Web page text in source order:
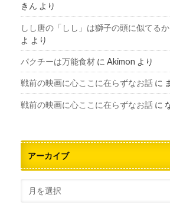
きん より
しし唐の「しし」は獅子の頭に似てるか
よ より
パクチーは万能食材 に Akimon より
戦前の映画に心ここに在らずなお話 に
戦前の映画に心ここに在らずなお話 に
アーカイブ